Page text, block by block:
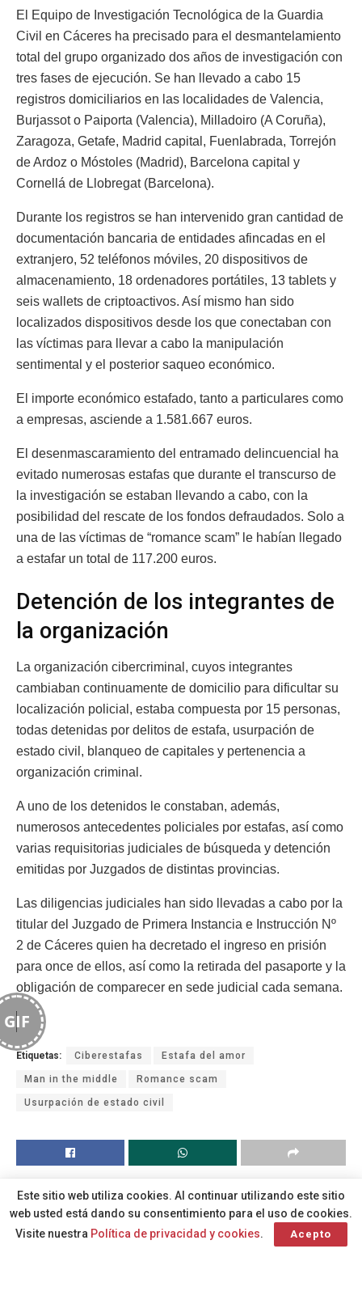
El Equipo de Investigación Tecnológica de la Guardia
Civil en Cáceres ha precisado para el desmantelamiento
total del grupo organizado dos años de investigación con
tres fases de ejecución. Se han llevado a cabo 15
registros domiciliarios en las localidades de Valencia,
Burjassot o Paiporta (Valencia), Milladoiro (A Coruña),
Zaragoza, Getafe, Madrid capital, Fuenlabrada, Torrejón
de Ardoz o Móstoles (Madrid), Barcelona capital y
Cornellá de Llobregat (Barcelona).
Durante los registros se han intervenido gran cantidad de
documentación bancaria de entidades afincadas en el
extranjero, 52 teléfonos móviles, 20 dispositivos de
almacenamiento, 18 ordenadores portátiles, 13 tablets y
seis wallets de criptoactivos. Así mismo han sido
localizados dispositivos desde los que conectaban con
las víctimas para llevar a cabo la manipulación
sentimental y el posterior saqueo económico.
El importe económico estafado, tanto a particulares como
a empresas, asciende a 1.581.667 euros.
El desenmascaramiento del entramado delincuencial ha
evitado numerosas estafas que durante el transcurso de
la investigación se estaban llevando a cabo, con la
posibilidad del rescate de los fondos defraudados. Solo a
una de las víctimas de “romance scam” le habían llegado
a estafar un total de 117.200 euros.
Detención de los integrantes de
la organización
La organización cibercriminal, cuyos integrantes
cambiaban continuamente de domicilio para dificultar su
localización policial, estaba compuesta por 15 personas,
todas detenidas por delitos de estafa, usurpación de
estado civil, blanqueo de capitales y pertenencia a
organización criminal.
A uno de los detenidos le constaban, además,
numerosos antecedentes policiales por estafas, así como
varias requisitorias judiciales de búsqueda y detención
emitidas por Juzgados de distintas provincias.
Las diligencias judiciales han sido llevadas a cabo por la
titular del Juzgado de Primera Instancia e Instrucción Nº
2 de Cáceres quien ha decretado el ingreso en prisión
para once de ellos, así como la retirada del pasaporte y la
obligación de comparecer en sede judicial cada semana.
GIF
Etiquetas: Ciberestafas Estafa del amor
Man in the middle Romance scam
Usurpación de estado civil
Este sitio web utiliza cookies. Al continuar utilizando este sitio
web usted está dando su consentimiento para el uso de cookies.
Visite nuestra Política de privacidad y cookies. Acepto